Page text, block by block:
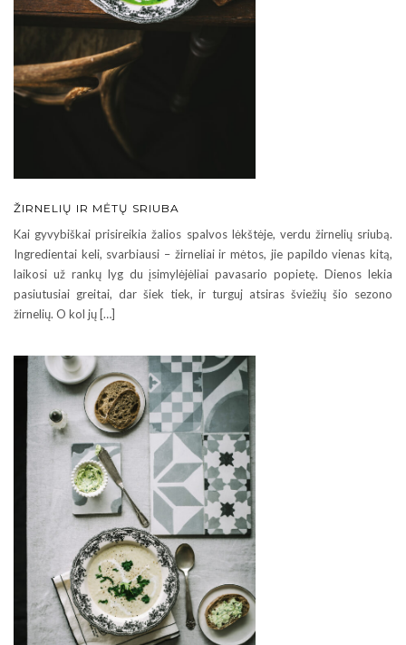
ŽIRNELIŲ IR MĖTŲ SRIUBA
Kai gyvybiškai prisireikia žalios spalvos lėkštėje, verdu žirnelių sriubą.
Ingredientai keli, svarbiausi – žirneliai ir mėtos, jie papildo vienas kitą,
laikosi už rankų lyg du įsimylėjėliai pavasario popietę. Dienos lekia
pasiutusiai greitai, dar šiek tiek, ir turguj atsiras šviežių šio sezono
žirnelių. O kol jų […]